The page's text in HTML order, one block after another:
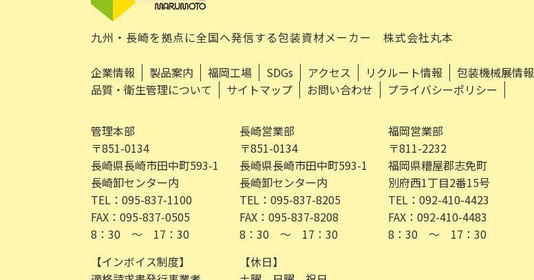
九州・長崎を拠点に全国へ発信する包装資材メーカー 株式会社丸本
企業情報 製品案内 福岡工場 SDGs アクセス リクルート情報 包装機械展情報
品質・衛生管理について
サイトマップ お問い合わせ プライバシーポリシー
管理本部
〒851-0134
長崎県長崎市田中町593-1
長崎卸センター内
TEL：095-837-1100
FAX：095-837-0505
8：30 ～ 17：30
長崎営業部
〒851-0134
長崎県長崎市田中町593-1
長崎卸センター内
TEL：095-837-8205
FAX：095-837-8208
8：30 ～ 17：30
福岡営業部
〒811-2232
福岡県糟屋郡志免町
別府西1丁目2番15号
TEL：092-410-4423
FAX：092-410-4483
8：30 ～ 17：30
【インボイス制度】
【休日】